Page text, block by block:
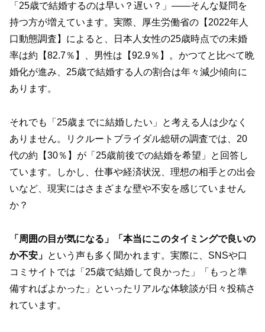
「25歳で結婚するのは早い？遅い？」——そんな疑問を
持つ方が増えています。実際、厚生労働省の【2022年人
口動態調査】によると、日本人女性の25歳時点での未婚
率は約【82.7％】、男性は【92.9％】。かつてと比べて晩
婚化が進み、25歳で結婚する人の割合は年々減少傾向に
あります。
それでも「25歳までに結婚したい」と考える人は少なく
ありません。リクルートブライダル総研の調査では、20
代の約【30％】が「25歳前後での結婚を希望」と回答し
ています。しかし、仕事や経済状況、理想の相手との出会
いなど、現実にはさまざまな壁や不安を感じていません
か？
「周囲の目が気になる」「本当にこのタイミングで良いの
か不安」 という声も多く聞かれます。実際に、SNSや口
コミサイトでは「25歳で結婚して良かった」「もっと準
備すればよかった」といったリアルな体験談が日々投稿さ
れています。